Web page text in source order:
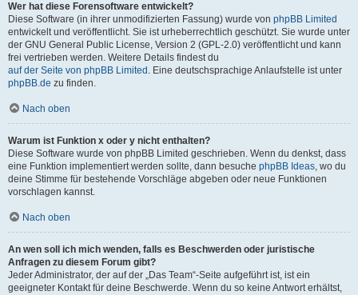
Wer hat diese Forensoftware entwickelt?
Diese Software (in ihrer unmodifizierten Fassung) wurde von phpBB Limited
entwickelt und veröffentlicht. Sie ist urheberrechtlich geschützt. Sie wurde unter
der GNU General Public License, Version 2 (GPL-2.0) veröffentlicht und kann
frei vertrieben werden. Weitere Details findest du
auf der Seite von phpBB Limited . Eine deutschsprachige Anlaufstelle ist unter
phpBB.de zu finden.
Nach oben
Warum ist Funktion x oder y nicht enthalten?
Diese Software wurde von phpBB Limited geschrieben. Wenn du denkst, dass
eine Funktion implementiert werden sollte, dann besuche phpBB Ideas, wo du
deine Stimme für bestehende Vorschläge abgeben oder neue Funktionen
vorschlagen kannst.
Nach oben
An wen soll ich mich wenden, falls es Beschwerden oder juristische
Anfragen zu diesem Forum gibt?
Jeder Administrator, der auf der „Das Team“-Seite aufgeführt ist, ist ein
geeigneter Kontakt für deine Beschwerde. Wenn du so keine Antwort erhältst,